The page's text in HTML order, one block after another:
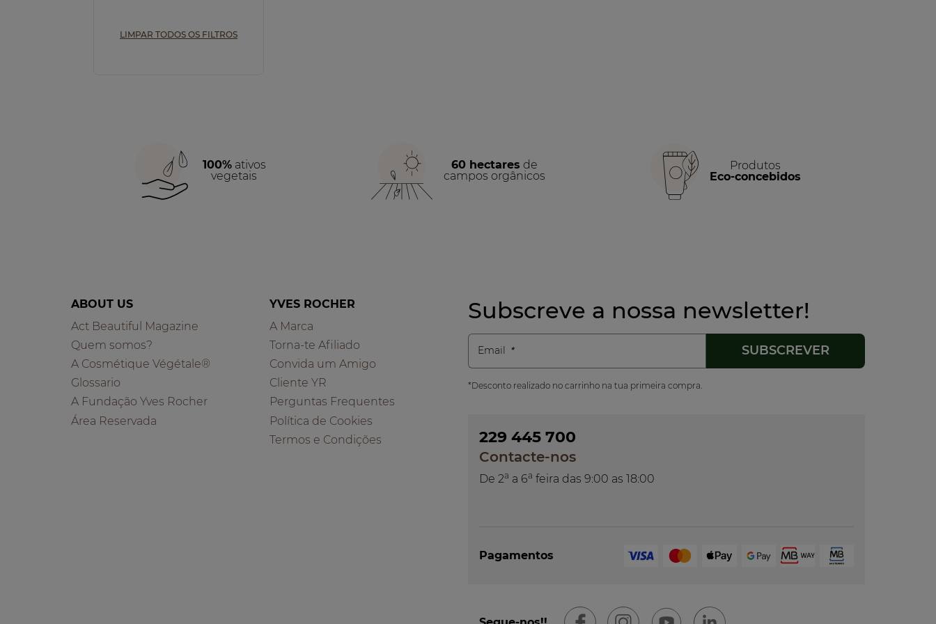
LIMPAR TODOS OS FILTROS
100%ativos
vegetais
60 hectares de
campos orgânicos
Produtos
Eco-concebidos
ABOUT US
Act Beautiful Magazine
Quem somos?
A Cosmétique Végétale®
Glossario
A Fundação Yves Rocher
Área Reservada
YVES ROCHER
A Marca
Torna-te Afiliado
Convida um Amigo
Cliente YR
Perguntas Frequentes
Política de Cookies
Termos e Condições
Subscreve a nossa newsletter!
Email
*Desconto realizado no carrinho na tua primeira compra.
229 445 700
Contacte-nos
De 2a a 6a feira das 9:00 as 18:00
Pagamentos